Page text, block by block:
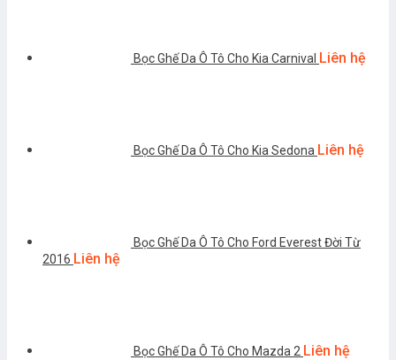
Bọc Ghế Da Ô Tô Cho Kia Carnival Liên hệ
Bọc Ghế Da Ô Tô Cho Kia Sedona Liên hệ
Bọc Ghế Da Ô Tô Cho Ford Everest Đời Từ
2016 Liên hệ
Bọc Ghế Da Ô Tô Cho Mazda 2 Liên hệ